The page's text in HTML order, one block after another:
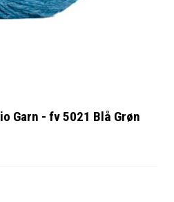
Garn - fv 5021 Blå Grøn